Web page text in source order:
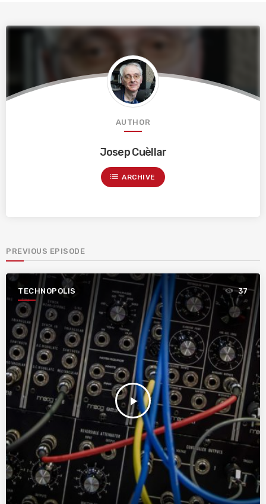
AUTHOR
Josep Cuèllar
list ARCHIVE
PREVIOUS EPISODE
TECHNOPOLIS
play_arrow
37